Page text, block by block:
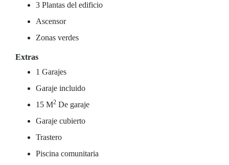
3 Plantas del edificio
Ascensor
Zonas verdes
Extras
1 Garajes
Garaje incluido
15 M2 De garaje
Garaje cubierto
Trastero
Piscina comunitaria